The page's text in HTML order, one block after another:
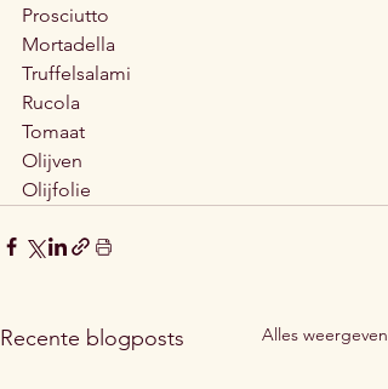
Prosciutto
Mortadella
Truffelsalami
Rucola
Tomaat
Olijven
Olijfolie
Recente blogposts Alles weergeven